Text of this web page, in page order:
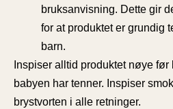
bruksanvisning. Dette gir
for at produktet er grundig
barn.
Inspiser alltid produktet nøye
babyen har tenner. Inspiser
brystvorten i alle retninger.